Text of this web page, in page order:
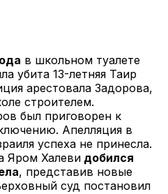
в школьном туалете
убита 13-летняя Таир
арестовала Задорова,
строителем.
был приговорен к
Апелляция в
успеха не принесла.
Яром Халеви добился
, представив новые
суд постановил